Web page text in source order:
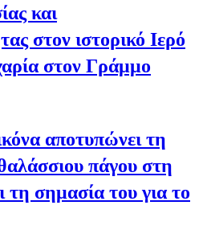
και
στον ιστορικό Ιερό
στον Γράμμο
αποτυπώνει τη
πάγου στη
τη σημασία του για το